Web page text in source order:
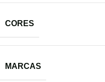
CORES
MARCAS